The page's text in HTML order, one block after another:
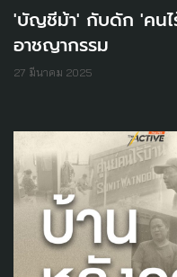
'บัญชีม้า' กับดัก 'คนไ
อาชญากรรม
27 มีนาคม 2025